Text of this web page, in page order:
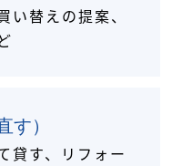
い替えの提案、
す）
貸す、リフォー